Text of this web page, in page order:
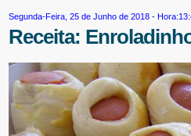
Segunda-Feira, 25 de Junho de 2018 -
Receita: